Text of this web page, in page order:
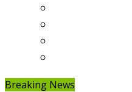
Breaking News